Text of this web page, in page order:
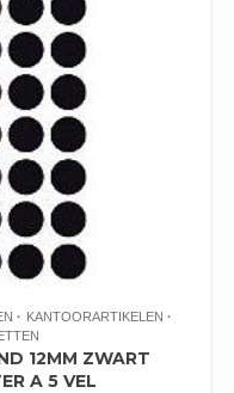
KANTOORARTIKELEN
12MM ZWART
A 5 VEL